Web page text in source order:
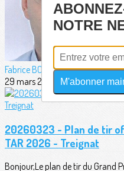
Fabrice BORDERIE
29 mars 2026
20260323 - Plan de tir
TAR 2026 - Treignat
Bonjour,Le plan de tir du Grand
NOTRE
M'abonner